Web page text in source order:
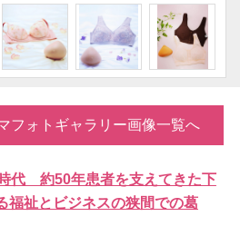
フォトギャラリー画像一覧へ
代 約50年患者を支えてきた下
福祉とビジネスの狭間での葛